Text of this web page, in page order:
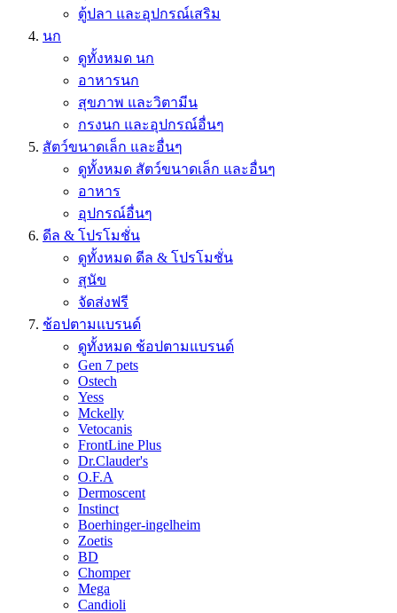
ตู้ปลา และอุปกรณ์เสริม
นก
ดูทั้งหมด นก
อาหารนก
สุขภาพ และวิตามีน
กรงนก และอุปกรณ์อื่นๆ
สัตว์ขนาดเล็ก และอื่นๆ
ดูทั้งหมด สัตว์ขนาดเล็ก และอื่นๆ
อาหาร
อุปกรณ์อื่นๆ
ดีล & โปรโมชั่น
ดูทั้งหมด ดีล & โปรโมชั่น
สุนัข
จัดส่งฟรี
ช้อปตามแบรนด์
ดูทั้งหมด ช้อปตามแบรนด์
Gen 7 pets
Ostech
Yess
Mckelly
Vetocanis
FrontLine Plus
Dr.Clauder's
O.F.A
Dermoscent
Instinct
Boerhinger-ingelheim
Zoetis
BD
Chomper
Mega
Candioli